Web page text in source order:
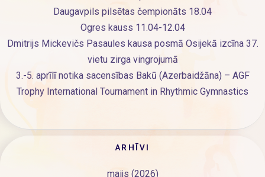
Daugavpils pilsētas čempionāts 18.04
Ogres kauss 11.04-12.04
Dmitrijs Mickevičs Pasaules kausa posmā Osijekā izcīna 37.
vietu zirga vingrojumā
3.-5. aprīlī notika sacensības Bakū (Azerbaidžāna) – AGF
Trophy International Tournament in Rhythmic Gymnastics
ARHĪVI
maijs (2026)